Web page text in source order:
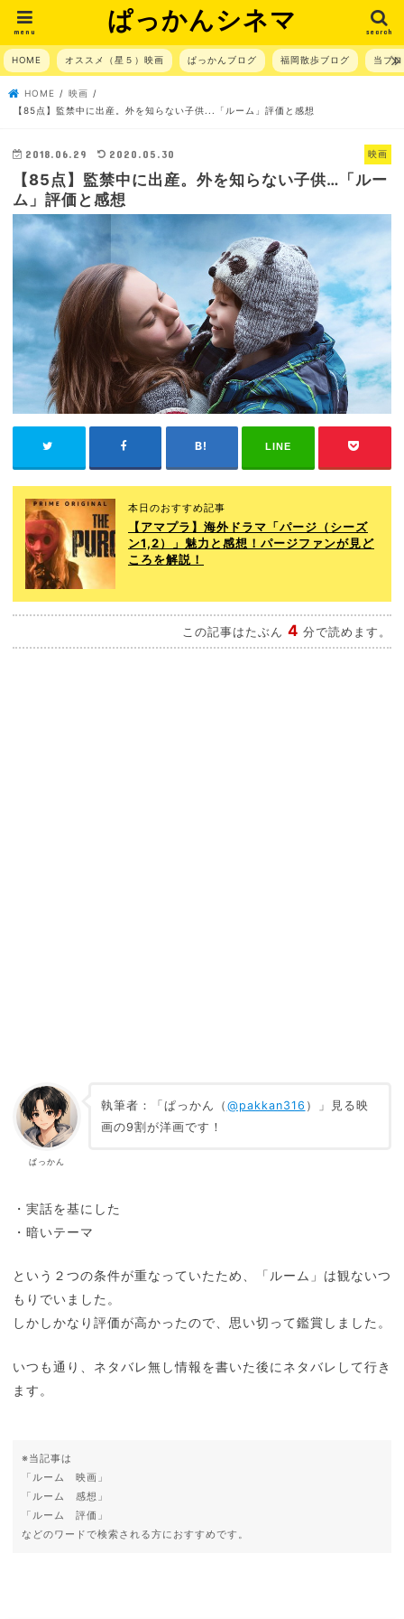
ぱっかんシネマ search
menu
HOME オススメ（星５）映画 ぱっかんブログ 福岡散歩ブログ 当ブ
HOME
映画
【85点】監禁中に出産。外を知らない子供...「ルーム」評価と感想
映画
2018.06.29 2020.05.30
【85点】監禁中に出産。外を知らない子供…「ルー
ム」評価と感想
LINE
本日のおすすめ記事
【アマプラ】海外ドラマ「パージ（シーズ
ン1,2）」魅力と感想！パージファンが見ど
ころを解説！
この記事はたぶん 4 分で読めます。
ぱっかん
執筆者：「ぱっかん（ @pakkan316 ）」見る映
画の9割が洋画です！
・実話を基にした
・暗いテーマ
という２つの条件が重なっていたため、「ルーム」は観ないつ
もりでいました。
しかしかなり評価が高かったので、思い切って鑑賞しました。
いつも通り、ネタバレ無し情報を書いた後にネタバレして行き
ます。
※当記事は
「ルーム 映画」
「ルーム 感想」
「ルーム 評価」
などのワードで検索される方におすすめです。